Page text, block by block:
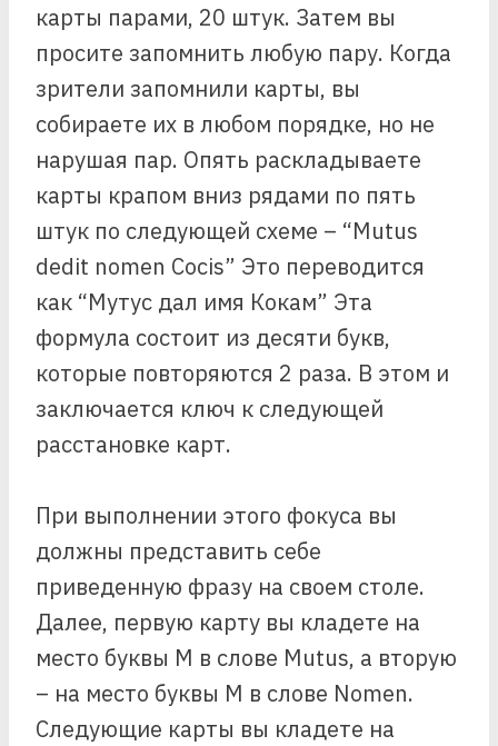
карты парами, 20 штук. Затем вы
просите запомнить любую пару. Когда
зрители запомнили карты, вы
собираете их в любом порядке, но не
нарушая пар. Опять раскладываете
карты крапом вниз рядами по пять
штук по следующей схеме – “Mutus
dedit nomen Cocis” Это переводится
как “Мутус дал имя Кокам” Эта
формула состоит из десяти букв,
которые повторяются 2 раза. В этом и
заключается ключ к следующей
расстановке карт.
При выполнении этого фокуса вы
должны представить себе
приведенную фразу на своем столе.
Далее, первую карту вы кладете на
место буквы М в слове Mutus, а вторую
– на место буквы М в слове Nomen.
Следующие карты вы кладете на